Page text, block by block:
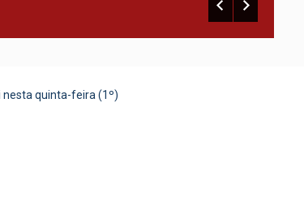
nesta quinta-feira (1º)